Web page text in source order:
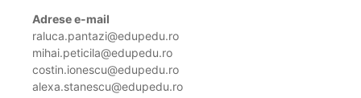
Adrese e-mail
raluca.pantazi@edupedu.ro
mihai.peticila@edupedu.ro
costin.ionescu@edupedu.ro
alexa.stanescu@edupedu.ro